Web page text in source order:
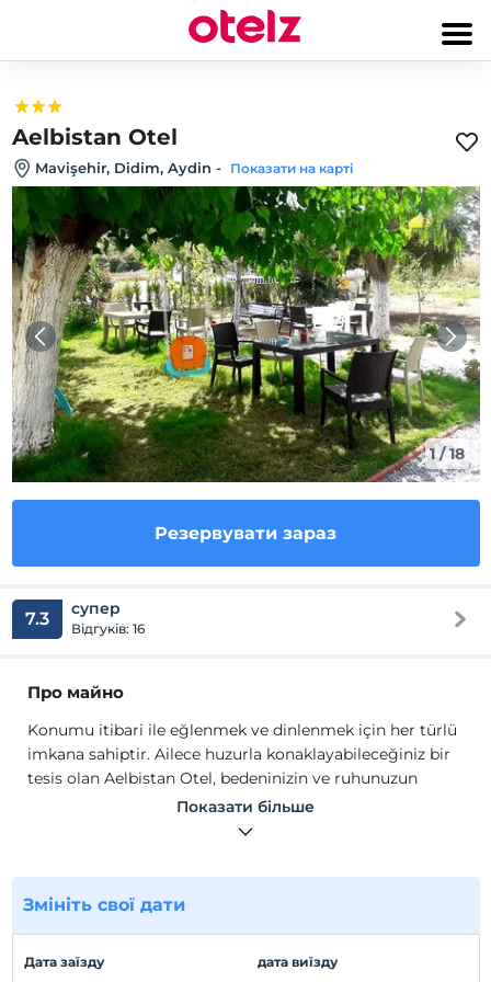
Aelbistan Otel
Mavişehir, Didim, Aydin - Показати на карті
1/18
Резервувати зараз
7.3 супер
Відгуків: 16
Про майно
Konumu itibari ile eğlenmek ve dinlenmek için her türlü
imkana sahiptir. Ailece huzurla konaklayabileceğiniz bir
tesis olan Aelbistan Otel, bedeninizin ve ruhunuzun
özgürlükle buluştuğu özel mekanlardan biridir. 2, 3, 4
kişilik odalarda oluşan toplam 14 odamızda 40 kişi
alanda toplam 200 kişilik restoranımızda yemek ve
toplantı hizmetleri vermekteyiz.
tesis olan Aelbistan Otel, bedeninizin ve ruhunuzun
Показати більше
Змініть свої дати
Дата заїзду дата виїзду